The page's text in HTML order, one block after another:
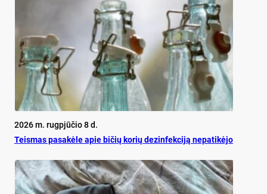
2026 m. rugpjūčio 8 d.
Teis­mas pa­sa­kė­le apie bi­čių ko­rių de­zin­fek­ci­ją ne­pa­ti­kė­jo